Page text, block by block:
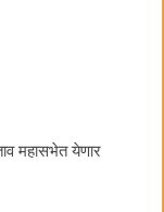
महासभेत येणार